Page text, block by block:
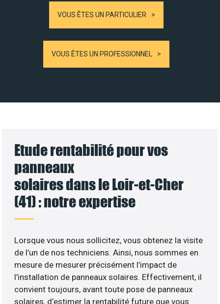
VOUS ÊTES UN PARTICULIER
VOUS ÊTES UN PROFESSIONNEL
Etude rentabilité pour vos
panneaux
solaires dans le Loir-et-Cher
(41) : notre expertise
Lorsque vous nous sollicitez, vous obtenez la visite
de l’un de nos techniciens. Ainsi, nous sommes en
mesure de mesurer précisément l’impact de
l’installation de panneaux solaires. Effectivement, il
convient toujours, avant toute pose de panneaux
solaires, d’estimer la rentabilité future que vous